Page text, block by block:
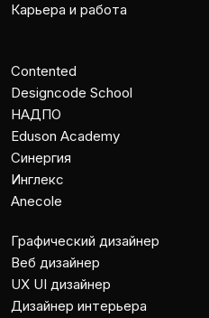
Карьера и работа
Contented
Designcode School
НАДПО
Eduson Academy
Cинергия
Инглекс
Anecole
Графический дизайнер
Веб дизайнер
UX UI дизайнер
Дизайнер интерьера